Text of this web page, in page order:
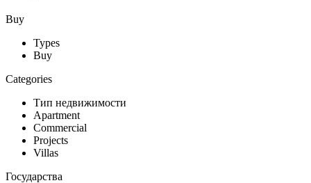
Buy
Types
Buy
Categories
Тип недвижимости
Apartment
Commercial
Projects
Villas
Государства